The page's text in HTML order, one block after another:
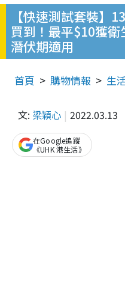
【快速測試套裝】
買到！最平$10獲
潛伏期適用
首頁 購物情報 生
文: 梁穎心 2022.03.13
在Google追蹤
《UHK 港生活》